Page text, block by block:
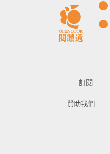
訂閱
贊助我們